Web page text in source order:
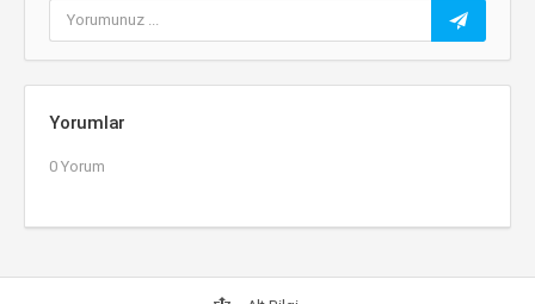
Yorumlar
0 Yorum